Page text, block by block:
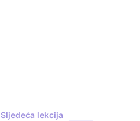
Sljedeća lekcija